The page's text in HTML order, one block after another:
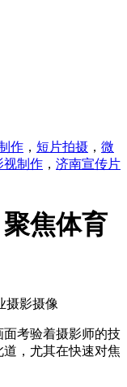
作 ， 短片拍摄 ， 微
视制作 ， 济南宣传片
焦体育
摄影摄像
考验着摄影师的技
道，尤其在快速对焦